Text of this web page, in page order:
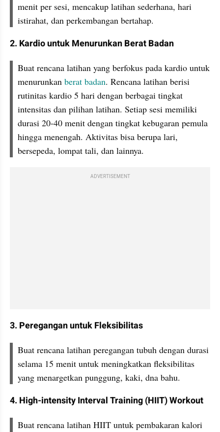
menit per sesi, mencakup latihan sederhana, hari
istirahat, dan perkembangan bertahap.
2. Kardio untuk Menurunkan Berat Badan
Buat rencana latihan yang berfokus pada kardio untuk
menurunkan berat badan. Rencana latihan berisi
rutinitas kardio 5 hari dengan berbagai tingkat
intensitas dan pilihan latihan. Setiap sesi memiliki
durasi 20-40 menit dengan tingkat kebugaran pemula
hingga menengah. Aktivitas bisa berupa lari,
bersepeda, lompat tali, dan lainnya.
ADVERTISEMENT
3. Peregangan untuk Fleksibilitas
Buat rencana latihan peregangan tubuh dengan durasi
selama 15 menit untuk meningkatkan fleksibilitas
yang menargetkan punggung, kaki, dna bahu.
4. High-intensity Interval Training (HIIT) Workout
Buat rencana latihan HIIT untuk pembakaran kalori